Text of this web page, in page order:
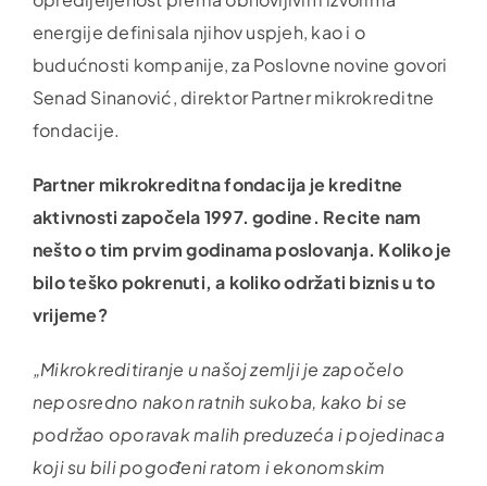
energije definisala njihov uspjeh, kao i o
budućnosti kompanije, za Poslovne novine govori
Senad Sinanović, direktor Partner mikrokreditne
fondacije.
Partner mikrokreditna fondacija je kreditne
aktivnosti započela 1997. godine. Recite nam
nešto o tim prvim godinama poslovanja. Koliko je
bilo teško pokrenuti, a koliko održati biznis u to
vrijeme?
„Mikrokreditiranje u našoj zemlji je započelo
neposredno nakon ratnih sukoba, kako bi se
podržao oporavak malih preduzeća i pojedinaca
koji su bili pogođeni ratom i ekonomskim